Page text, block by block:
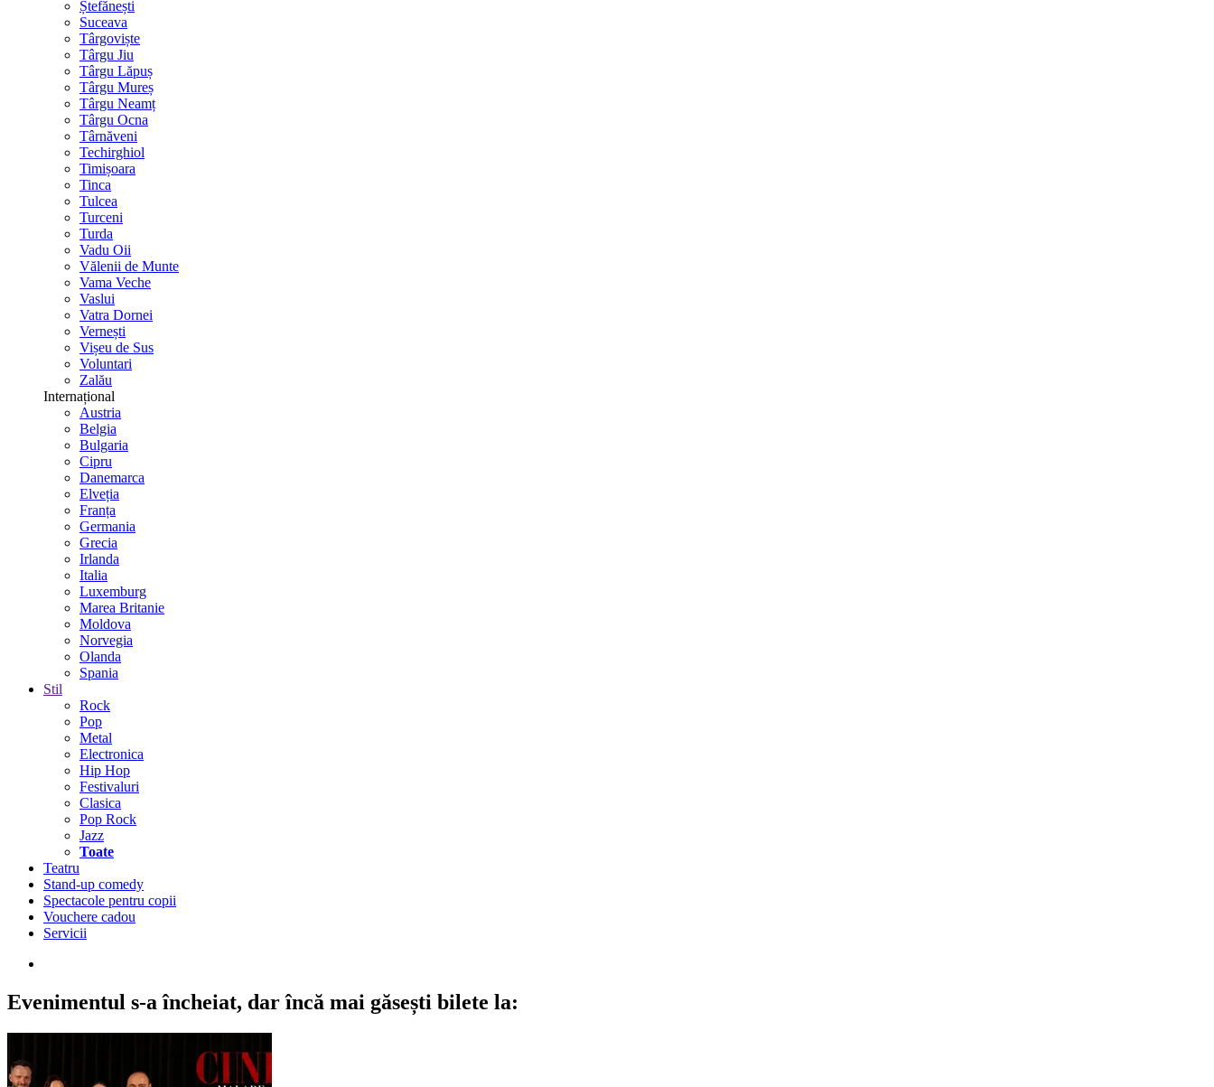
Ștefănești
Suceava
Târgoviște
Târgu Jiu
Târgu Lăpuș
Târgu Mureș
Târgu Neamț
Târgu Ocna
Târnăveni
Techirghiol
Timișoara
Tinca
Tulcea
Turceni
Turda
Vadu Oii
Vălenii de Munte
Vama Veche
Vaslui
Vatra Dornei
Vernești
Vișeu de Sus
Voluntari
Zalău
Internațional
Austria
Belgia
Bulgaria
Cipru
Danemarca
Elveția
Franța
Germania
Grecia
Irlanda
Italia
Luxemburg
Marea Britanie
Moldova
Norvegia
Olanda
Spania
Stil
Rock
Pop
Metal
Electronica
Hip Hop
Festivaluri
Clasica
Pop Rock
Jazz
Toate
Teatru
Stand-up comedy
Spectacole pentru copii
Vouchere cadou
Servicii
Evenimentul s-a încheiat, dar încă mai găsești bilete la: